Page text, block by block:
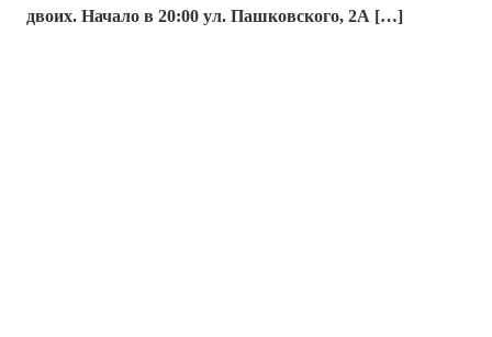
двоих. Начало в 20:00 ул. Пашковского, 2А […]